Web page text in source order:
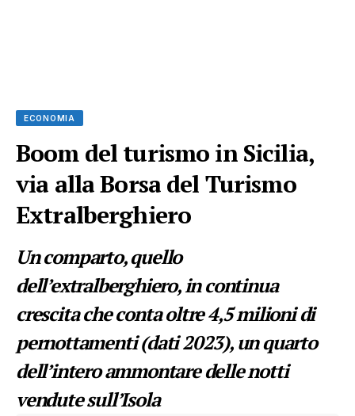
ECONOMIA
Boom del turismo in Sicilia,
via alla Borsa del Turismo
Extralberghiero
Un comparto, quello
dell’extralberghiero, in continua
crescita che conta oltre 4,5 milioni di
pernottamenti (dati 2023), un quarto
dell’intero ammontare delle notti
vendute sull’Isola